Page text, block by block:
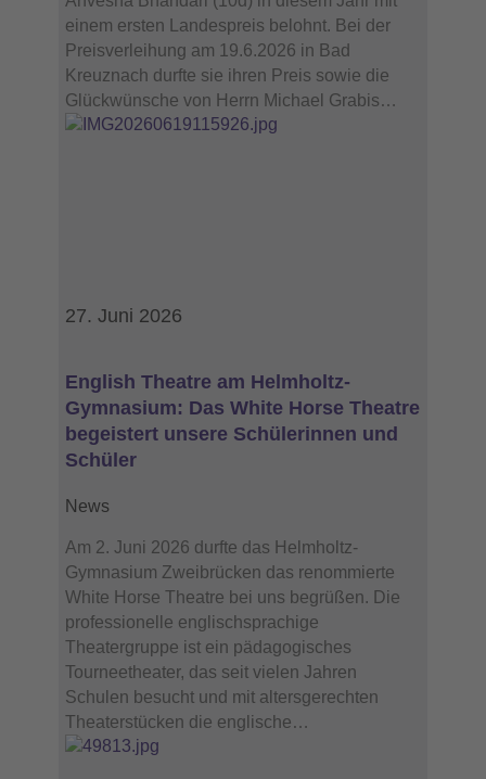
einem ersten Landespreis belohnt. Bei der
Preisverleihung am 19.6.2026 in Bad
Kreuznach durfte sie ihren Preis sowie die
Glückwünsche von Herrn Michael Grabis…
27. Juni 2026
English Theatre am Helmholtz-
Gymnasium: Das White Horse Theatre
begeistert unsere Schülerinnen und
Schüler
News
Am 2. Juni 2026 durfte das Helmholtz-
Gymnasium Zweibrücken das renommierte
White Horse Theatre bei uns begrüßen. Die
professionelle englischsprachige
Theatergruppe ist ein pädagogisches
Tourneetheater, das seit vielen Jahren
Schulen besucht und mit altersgerechten
Theaterstücken die englische…